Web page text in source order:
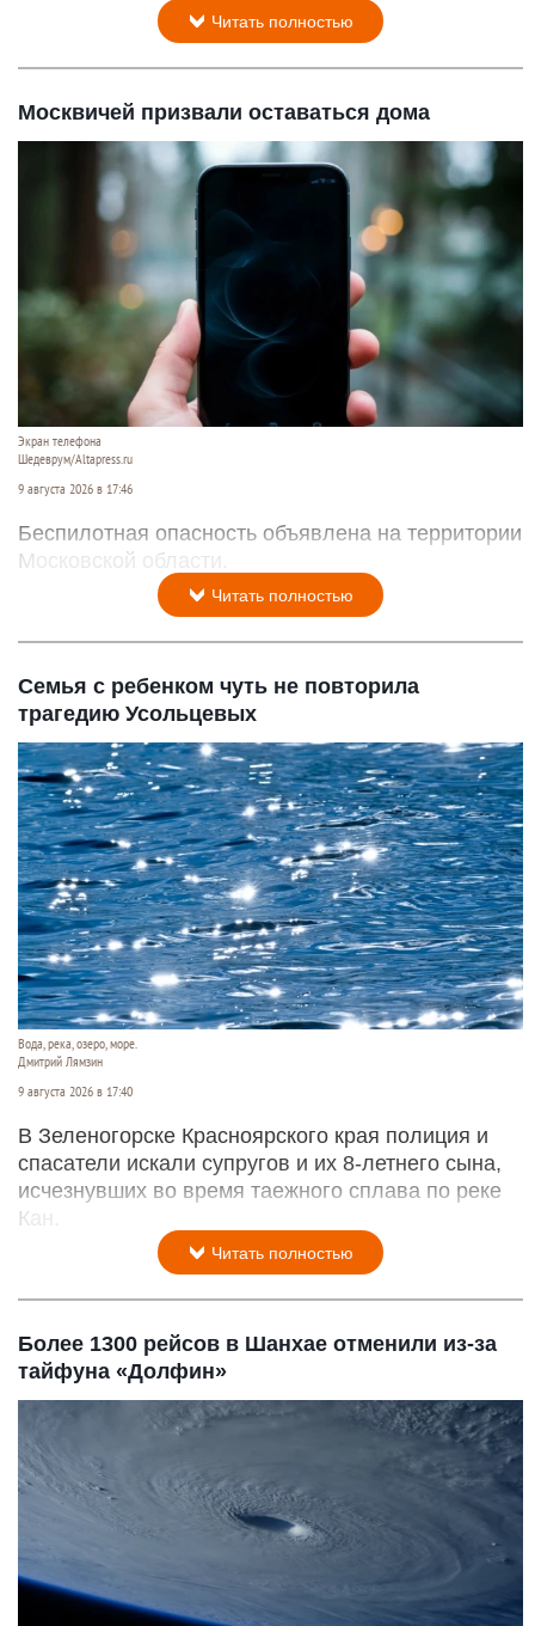
Читать полностью
Москвичей призвали оставаться дома
Экран телефона
Шедеврум/Altapress.ru
9 августа 2026 в 17:46
Беспилотная опасность объявлена на территории
Московской области.
Читать полностью
Семья с ребенком чуть не повторила
трагедию Усольцевых
Вода, река, озеро, море.
Дмитрий Лямзин
9 августа 2026 в 17:40
В Зеленогорске Красноярского края полиция и
спасатели искали супругов и их 8-летнего сына,
исчезнувших во время таежного сплава по реке
Кан.
Читать полностью
Более 1300 рейсов в Шанхае отменили из-за
тайфуна «Долфин»